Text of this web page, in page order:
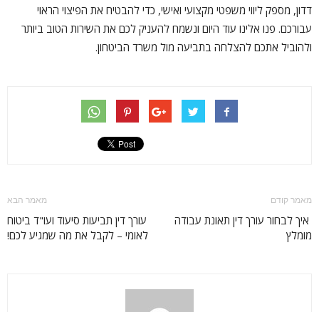
דדון, מספק ליווי משפטי מקצועי ואישי, כדי להבטיח את הפיצוי הראוי
עבורכם. פנו אלינו עוד היום ונשמח להעניק לכם את השירות הטוב ביותר
ולהוביל אתכם להצלחה בתביעה מול משרד הביטחון.
מאמר קודם
איך לבחור עורך דין תאונת עבודה
מומלץ
מאמר הבא
עורך דין תביעות סיעוד ועו"ד ביטוח
לאומי – לקבל את מה שמגיע לכם!